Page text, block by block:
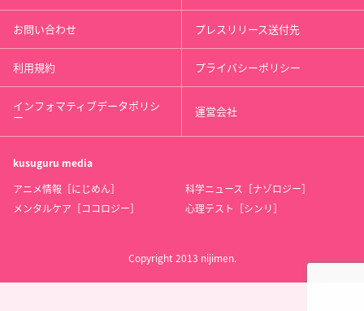
お問い合わせ プレスリリース送付先
利用規約 プライバシーポリシー
インフォマティブデータポリシ
ー 運営会社
kusuguru media
アニメ情報［にじめん］
科学ニュース［ナゾロジー］
メンタルケア［ココロジー］
心理テスト［シンリ］
Copyright 2013 nijimen.